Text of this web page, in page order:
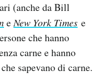
(anche da Bill
eNew York Times e
che hanno
carne e hanno
sapevano di carne.